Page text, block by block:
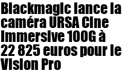
Blackmagic lance la
caméra URSA Cine
Immersive 100G à
22 825 euros pour le
Vision Pro